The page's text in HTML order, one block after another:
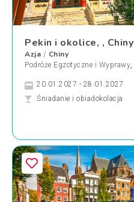
Pekin i okolice, , Chiny
Azja / Chiny
Podróże Egzotyczne i Wyprawy,
20.01.2027 - 28.01.2027
Śniadanie i obiadokolacja